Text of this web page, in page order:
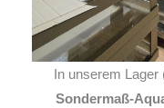
In unserem Lager
Sondermaß-